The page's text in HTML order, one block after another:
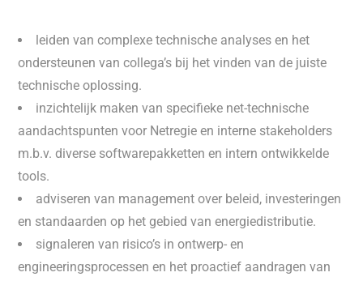
leiden van complexe technische analyses en het
ondersteunen van collega’s bij het vinden van de juiste
technische oplossing.
inzichtelijk maken van specifieke net-technische
aandachtspunten voor Netregie en interne stakeholders
m.b.v. diverse softwarepakketten en intern ontwikkelde
tools.
adviseren van management over beleid, investeringen
en standaarden op het gebied van energiedistributie.
signaleren van risico’s in ontwerp- en
engineeringsprocessen en het proactief aandragen van